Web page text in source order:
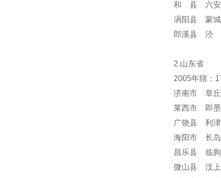
和 县 六
涡阳县 蒙
郎溪县 泾
2.山东省
2005年辖：
济南市 章
莱西市 即
广饶县 利
海阳市 长
昌乐县 临
微山县 汶